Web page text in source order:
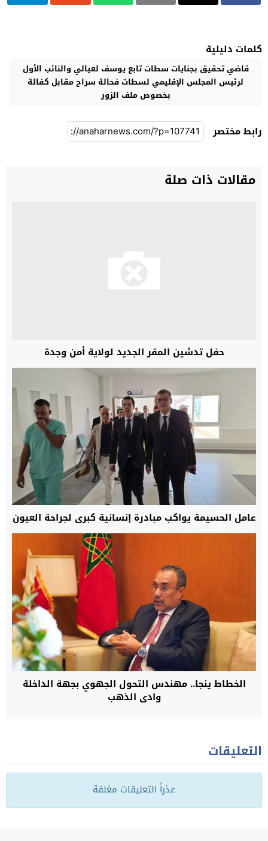
كلمات دليلية
قاضي تحقيق بجنايات سطات تابع يوسف لعيالي والنائب الأول
لرئيس المجلس الإقليمي لسطات فحالة سراح مقابل كفالة
بخصوص ملف الزور
رابط مختصر
مقالات ذات صلة
حفل تدشين المقر الجديد لولاية أمن وجدة
عامل الحسيمة يواكب مبادرة إنسانية كبرى لجراحة العيون
الخطاط ينجا.. مهندس التحول الجهوي بجهة الداخلة
وادي الذهب
التعليقات
عذراً التعليقات مغلقة